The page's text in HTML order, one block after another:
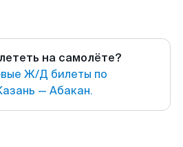
на самолёте?
Ж/Д билеты по
— Абакан.